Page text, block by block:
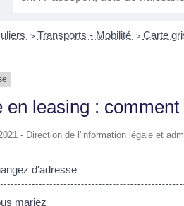
> Transports - Mobilité > Carte
en leasing :
- Direction de l'information légale et
d'adresse
mariez